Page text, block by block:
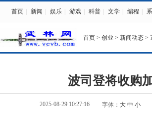
首页 新闻 娱乐 游戏 科普 文学 编程
首页 > 创业 > 新闻动态 >
波司登将收购
2025-08-29 10:27:16 字体： 大 中 小